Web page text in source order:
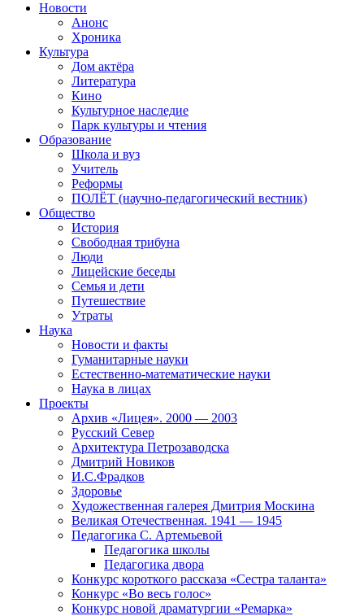
Новости
Анонс
Хроника
Культура
Дом актёра
Литература
Кино
Культурное наследие
Парк культуры и чтения
Образование
Школа и вуз
Учитель
Реформы
ПОЛЁТ (научно-педагогический вестник)
Общество
История
Свободная трибуна
Люди
Лицейские беседы
Семья и дети
Путешествие
Утраты
Наука
Новости и факты
Гуманитарные науки
Естественно-математические науки
Наука в лицах
Проекты
Архив «Лицея». 2000 — 2003
Русский Север
Архитектура Петрозаводска
Дмитрий Новиков
И.С.Фрадков
Здоровье
Художественная галерея Дмитрия Москина
Великая Отечественная. 1941 — 1945
Педагогика С. Артемьевой
Педагогика школы
Педагогика двора
Конкурс короткого рассказа «Сестра таланта»
Конкурс «Во весь голос»
Конкурс новой драматургии «Ремарка»